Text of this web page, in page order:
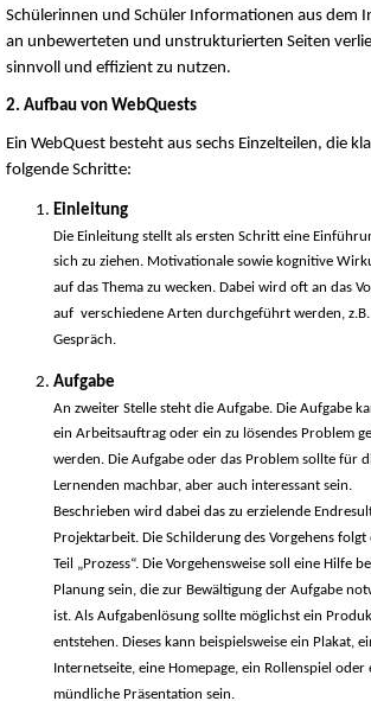
Schülerinnen und Schüler Informationen aus dem
an unbewerteten und unstrukturierten Seiten
sinnvoll und effizient zu nutzen.
2. Aufbau von WebQuests
Ein WebQuest besteht aus sechs Einzelteilen, die
folgende Schritte:
Einleitung
Die Einleitung stellt als ersten Schritt eine
sich zu ziehen. Motivationale sowie kognitive
auf das Thema zu wecken. Dabei wird oft an das
auf verschiedene Arten durchgeführt werden,
Gespräch.
Aufgabe
An zweiter Stelle steht die Aufgabe. Die Aufgabe
ein Arbeitsauftrag oder ein zu lösendes Problem
werden. Die Aufgabe oder das Problem sollte für
Lernenden machbar, aber auch interessant sein.
Beschrieben wird dabei das zu erzielende
Projektarbeit. Die Schilderung des Vorgehens folgt
Teil „Prozess“. Die Vorgehensweise soll eine Hilfe
Planung sein, die zur Bewältigung der Aufgabe
ist. Als Aufgabenlösung sollte möglichst ein
entstehen. Dieses kann beispielsweise ein Plakat,
Internetseite, eine Homepage, ein Rollenspiel oder
mündliche Präsentation sein.